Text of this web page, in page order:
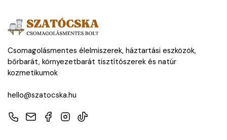
Csomagolásmentes élelmiszerek, háztartási eszközök,
bőrbarát, környezetbarát tisztítószerek és natúr
kozmetikumok
hello@szatocska.hu
TelefonE-mailFacebook
Instagram
TikTok